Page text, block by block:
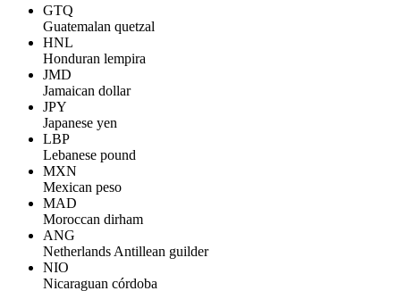
GTQ
Guatemalan quetzal
HNL
Honduran lempira
JMD
Jamaican dollar
JPY
Japanese yen
LBP
Lebanese pound
MXN
Mexican peso
MAD
Moroccan dirham
ANG
Netherlands Antillean guilder
NIO
Nicaraguan córdoba